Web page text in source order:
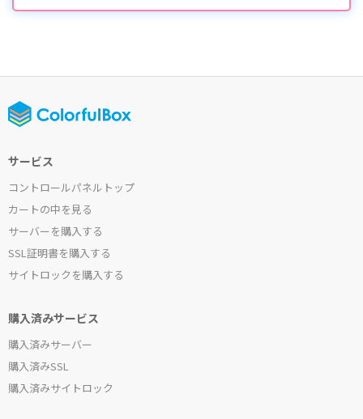
サービス
コントロールパネルトップ
カートの中を見る
サーバーを購入する
SSL証明書を購入する
サイトロックを購入する
購入済みサービス
購入済みサーバー
購入済みSSL
購入済みサイトロック